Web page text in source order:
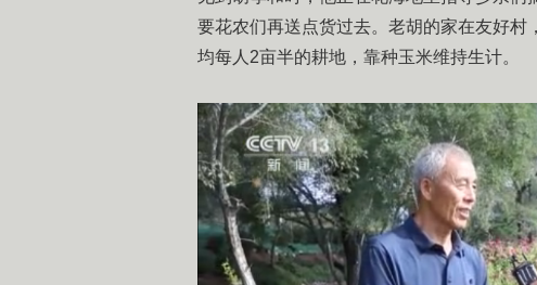
要花农们再送点货过去。老胡的家在友好
均每人2亩半的耕地，靠种玉米维持生计。